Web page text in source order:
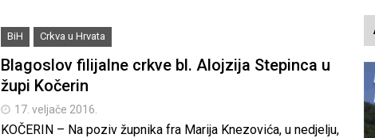
BiH Crkva u Hrvata
Blagoslov filijalne crkve bl. Alojzija Stepinca u
župi Kočerin
17. veljače 2016.
KOČERIN – Na poziv župnika fra Marija Knezovića, u nedjelju,